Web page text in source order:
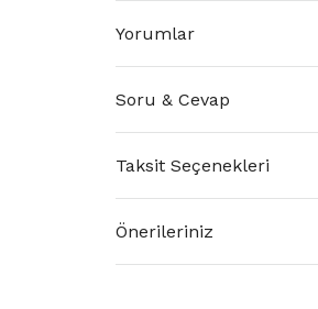
Yorumlar
Soru & Cevap
Taksit Seçenekleri
Önerileriniz